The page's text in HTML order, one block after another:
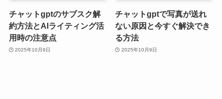
チャットgptのサブスク解
約方法とAIライティング活
用時の注意点
2025年10月9日
チャットgptで写真が送れ
ない原因と今すぐ解決でき
る方法
2025年10月9日